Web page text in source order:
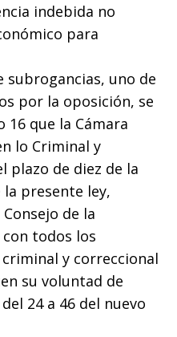
indebida no
para
subrogancias, uno de
por la oposición, se
que la Cámara
lo Criminal y
plazo de diez de la
presente ley,
de la
todos los
y correccional
su voluntad de
24 a 46 del nuevo